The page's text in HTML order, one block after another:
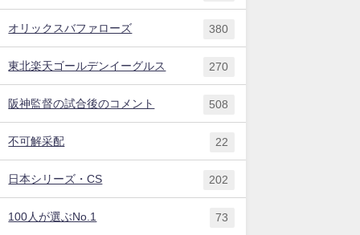
オリックスバファローズ 380
東北楽天ゴールデンイーグルス 270
阪神監督の試合後のコメント 508
不可解采配 22
日本シリーズ・CS 202
100人が選ぶNo.1 73